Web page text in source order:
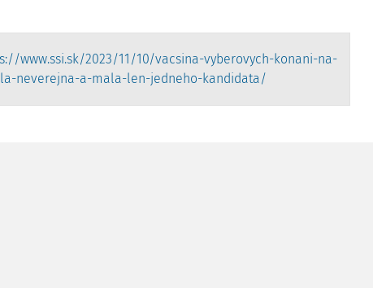
www.ssi.sk/2023/11/10/vacsina-vyberovych-konani-na-
neverejna-a-mala-len-jedneho-kandidata/